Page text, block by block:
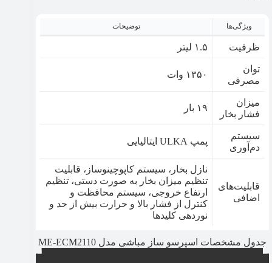
ویژگی‌ها توضیحات
ظرفیت ۱.۵ لیتر
توان
مصرفی
۱۳۵۰ وات
میزان
فشار بخار
۱۹ بار
سیستم
دم‌آوری
پمپ ULKA ایتالیایی
قابلیت‌های
اضافی
نازل بخار، سیستم کاپوچینوساز، قابلیت
تنظیم میزان بخار به صورت دستی، تنظیم
ارتفاع خروجی، سیستم محافظت و
کنترل از فشار بالا و حرارت بیش از حد و
نوردهی کلیدها
جدول مشخصات اسپرسو ساز مباشی مدل ME-ECM2110